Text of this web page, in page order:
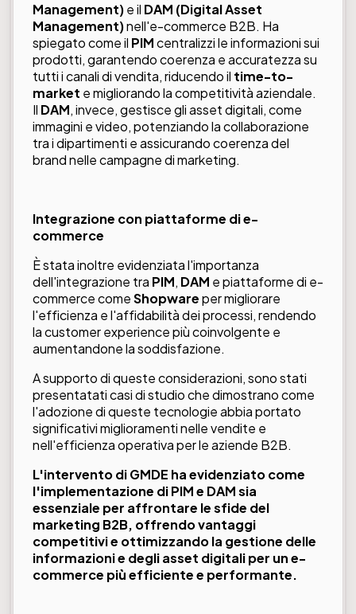
Management)e il DAM (Digital Asset
Management)nell'e-commerce B2B. Ha
spiegato come il PIMcentralizzi le informazioni sui
prodotti, garantendo coerenza e accuratezza su
tutti i canali di vendita, riducendo il time-to-
market e migliorando la competitività aziendale.
Il DAM, invece, gestisce gli asset digitali, come
immagini e video, potenziando la collaborazione
tra i dipartimenti e assicurando coerenza del
brand nelle campagne di marketing.
Integrazione con piattaforme di e-
commerce
È stata inoltre evidenziata l'importanza
dell'integrazione tra PIM, DAM e piattaforme di e-
commerce comeShopwareper migliorare
l'efficienza e l'affidabilità dei processi, rendendo
la customer experience più coinvolgente e
aumentandone la soddisfazione.
A supporto di queste considerazioni, sono stati
presentatati casi di studio che dimostrano come
l'adozione di queste tecnologie abbia portato
significativi miglioramenti nelle vendite e
nell'efficienza operativa per le aziende B2B.
L'intervento di GMDE ha evidenziato come
l'implementazione di PIM e DAM sia
essenziale per affrontare le sfide del
marketing B2B, offrendo vantaggi
competitivi e ottimizzando la gestione delle
informazioni e degli asset digitali per un e-
commerce più efficiente e performante.